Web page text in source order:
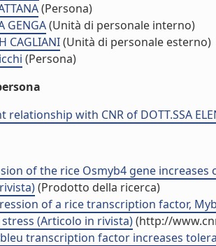
(Persona)
GENGA(Unità di personale interno)
CAGLIANI(Unità di personale esterno)
(Persona)
relationship with CNR of DOTT.SSA
of the rice Osmyb4 gene
(Prodotto della ricerca)
of a rice transcription factor,
(Articolo in rivista)(http://
transcription factor increases